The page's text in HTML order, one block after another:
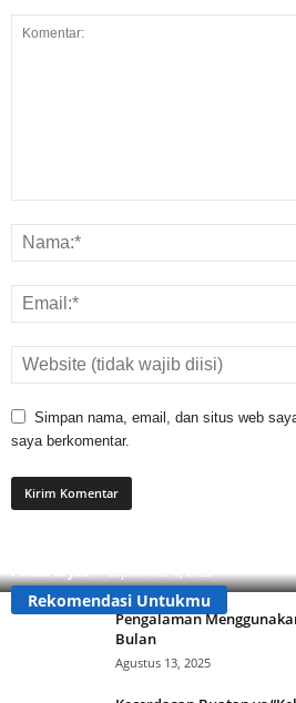
Simpan nama, email, dan situs web
saya berkomentar.
Rekomendasi Untukmu
Pengalaman
Bulan
Agustus 13, 2025